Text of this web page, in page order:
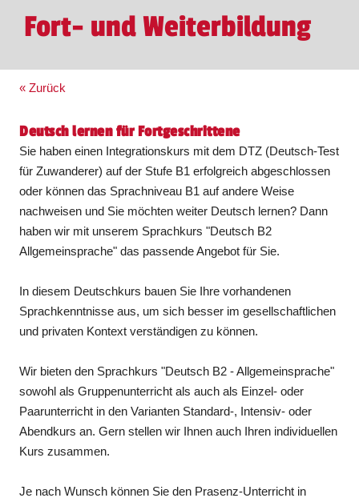
Fort- und Weiterbildung
« Zurück
Deutsch lernen für Fortgeschrittene
Sie haben einen Integrationskurs mit dem DTZ (Deutsch-Test
für Zuwanderer) auf der Stufe B1 erfolgreich abgeschlossen
oder können das Sprachniveau B1 auf andere Weise
nachweisen und Sie möchten weiter Deutsch lernen? Dann
haben wir mit unserem Sprachkurs "Deutsch B2
Allgemeinsprache" das passende Angebot für Sie.
In diesem Deutschkurs bauen Sie Ihre vorhandenen
Sprachkenntnisse aus, um sich besser im gesellschaftlichen
und privaten Kontext verständigen zu können.
Wir bieten den Sprachkurs "Deutsch B2 - Allgemeinsprache"
sowohl als Gruppenunterricht als auch als Einzel- oder
Paarunterricht in den Varianten Standard-, Intensiv- oder
Abendkurs an. Gern stellen wir Ihnen auch Ihren individuellen
Kurs zusammen.
Je nach Wunsch können Sie den Prasenz-Unterricht in